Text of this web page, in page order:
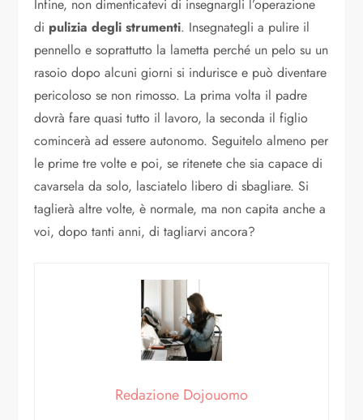
Infine, non dimenticatevi di insegnargli l’operazione
di pulizia degli strumenti. Insegnategli a pulire il
pennello e soprattutto la lametta perché un pelo su un
rasoio dopo alcuni giorni si indurisce e può diventare
pericoloso se non rimosso. La prima volta il padre
dovrà fare quasi tutto il lavoro, la seconda il figlio
comincerà ad essere autonomo. Seguitelo almeno per
le prime tre volte e poi, se ritenete che sia capace di
cavarsela da solo, lasciatelo libero di sbagliare. Si
taglierà altre volte, è normale, ma non capita anche a
voi, dopo tanti anni, di tagliarvi ancora?
Redazione Dojouomo